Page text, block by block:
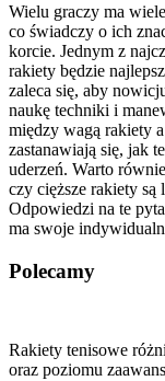
Wielu graczy ma
co świadczy o ich
korcie. Jednym z
rakiety będzie
zaleca się, aby
naukę techniki i
między wagą rakiety
zastanawiają się, jak
uderzeń. Warto
czy cięższe rakiety
Odpowiedzi na te
ma swoje
Polecamy
Rakiety tenisowe
oraz poziomu
wpisu